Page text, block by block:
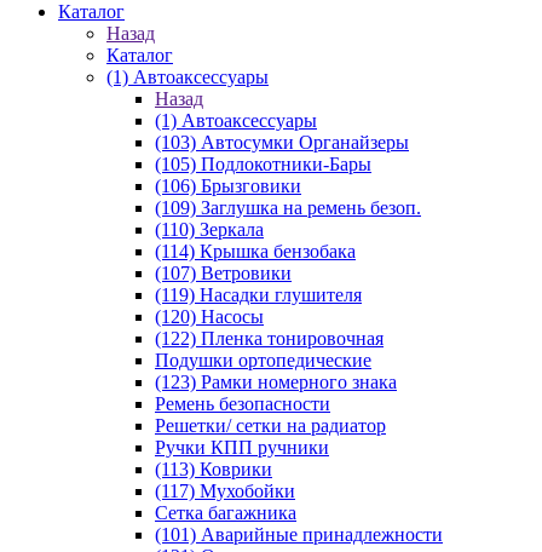
Каталог
Назад
Каталог
(1) Автоаксессуары
Назад
(1) Автоаксессуары
(103) Автосумки Органайзеры
(105) Подлокотники-Бары
(106) Брызговики
(109) Заглушка на ремень безоп.
(110) Зеркала
(114) Крышка бензобака
(107) Ветровики
(119) Насадки глушителя
(120) Насосы
(122) Пленка тонировочная
Подушки ортопедические
(123) Рамки номерного знака
Ремень безопасности
Решетки/ сетки на радиатор
Ручки КПП ручники
(113) Коврики
(117) Мухобойки
Сетка багажника
(101) Аварийные принадлежности